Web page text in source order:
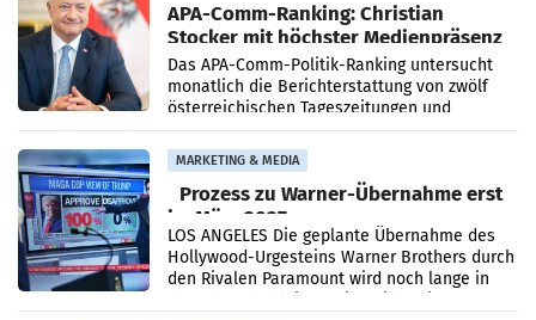
APA-Comm-Ranking: Christian
Stocker mit höchster Medienpräsenz
im Juli
Das APA-Comm-Politik-Ranking untersucht
monatlich die Berichterstattung von zwölf
österreichischen Tageszeitungen und
analysiert, welche Politikerinnen und
Politiker Österreichs die
MARKETING & MEDIA
Prozess zu Warner-Übernahme erst
im März 2027
LOS ANGELES Die geplante Übernahme des
Hollywood-Urgesteins Warner Brothers durch
den Rivalen Paramount wird noch lange in